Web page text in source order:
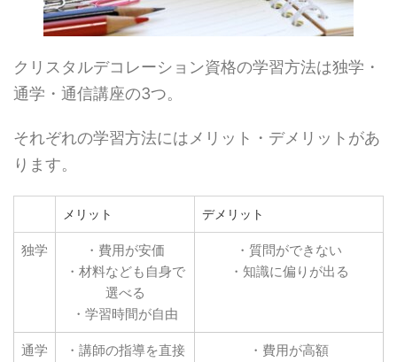
クリスタルデコレーション資格の学習方法は独学・
通学・通信講座の3つ。
それぞれの学習方法にはメリット・デメリットがあ
ります。
メリット デメリット
独学
・費用が安価
・材料なども自身で
選べる
・学習時間が自由
・質問ができない
・知識に偏りが出る
通学
・講師の指導を直接
・費用が高額